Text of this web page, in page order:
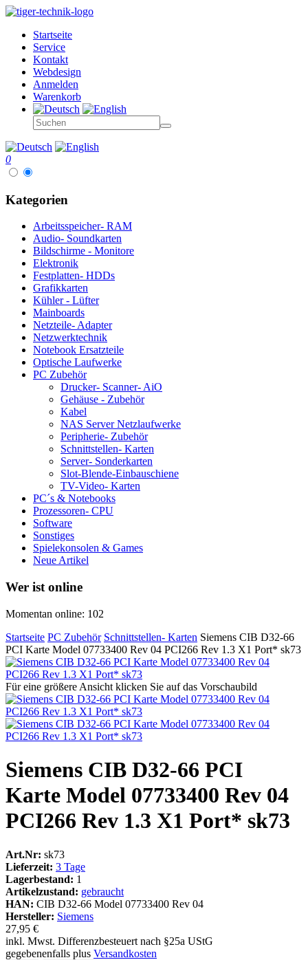
Startseite
Service
Kontakt
Webdesign
Anmelden
Warenkorb
0
Kategorien
Arbeitsspeicher- RAM
Audio- Soundkarten
Bildschirme - Monitore
Elektronik
Festplatten- HDDs
Grafikkarten
Kühler - Lüfter
Mainboards
Netzteile- Adapter
Netzwerktechnik
Notebook Ersatzteile
Optische Laufwerke
PC Zubehör
Drucker- Scanner- AiO
Gehäuse - Zubehör
Kabel
NAS Server Netzlaufwerke
Peripherie- Zubehör
Schnittstellen- Karten
Server- Sonderkarten
Slot-Blende-Einbauschiene
TV-Video- Karten
PC´s & Notebooks
Prozessoren- CPU
Software
Sonstiges
Spielekonsolen & Games
Neue Artikel
Wer ist online
Momentan online: 102
Startseite PC Zubehör Schnittstellen- Karten Siemens CIB D32-66
PCI Karte Model 07733400 Rev 04 PCI266 Rev 1.3 X1 Port* sk73
Für eine größere Ansicht klicken Sie auf das Vorschaubild
Siemens CIB D32-66 PCI
Karte Model 07733400 Rev 04
PCI266 Rev 1.3 X1 Port* sk73
Art.Nr: sk73
Lieferzeit: 3 Tage
Lagerbestand: 1
Artikelzustand: gebraucht
HAN: CIB D32-66 Model 07733400 Rev 04
Hersteller: Siemens
27,95 €
inkl. Mwst. Differenzbesteuert nach §25a UStG
gegebenenfalls plus Versandkosten